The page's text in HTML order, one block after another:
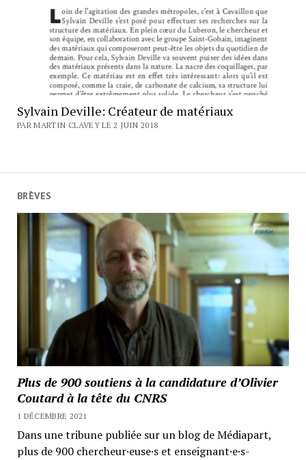
BRÈVES
Plus de 900 soutiens à la candidature d’Olivier
Coutard à la tête du CNRS
1 DÉCEMBRE 2021
Dans une tribune publiée sur un blog de Médiapart,
plus de 900 chercheur·euse·s et enseignant·e·s-
Sylvain Deville: Créateur de matériaux
PAR MARTIN CLAVEY LE 2 JUIN 2018